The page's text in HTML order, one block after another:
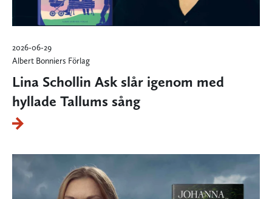
2026-06-29
Albert Bonniers Förlag
Lina Schollin Ask slår igenom med
hyllade Tallums sång